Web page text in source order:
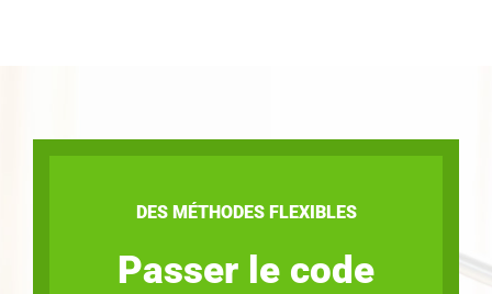
DES MÉTHODES FLEXIBLES
Passer le code